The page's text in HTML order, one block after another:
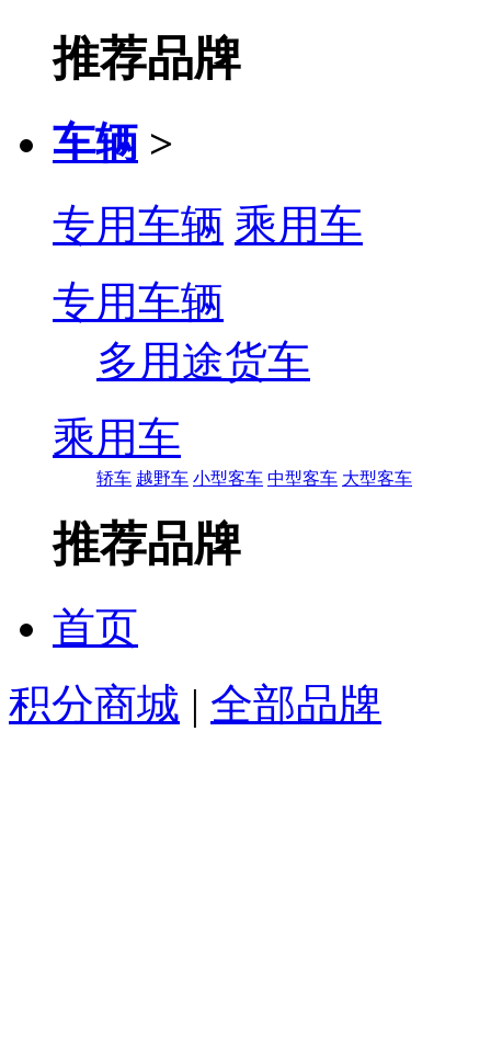
推荐品牌
车辆 >
专用车辆 乘用车
专用车辆
多用途货车
乘用车
轿车 越野车 小型客车 中型客车 大型客车
推荐品牌
首页
积分商城 | 全部品牌